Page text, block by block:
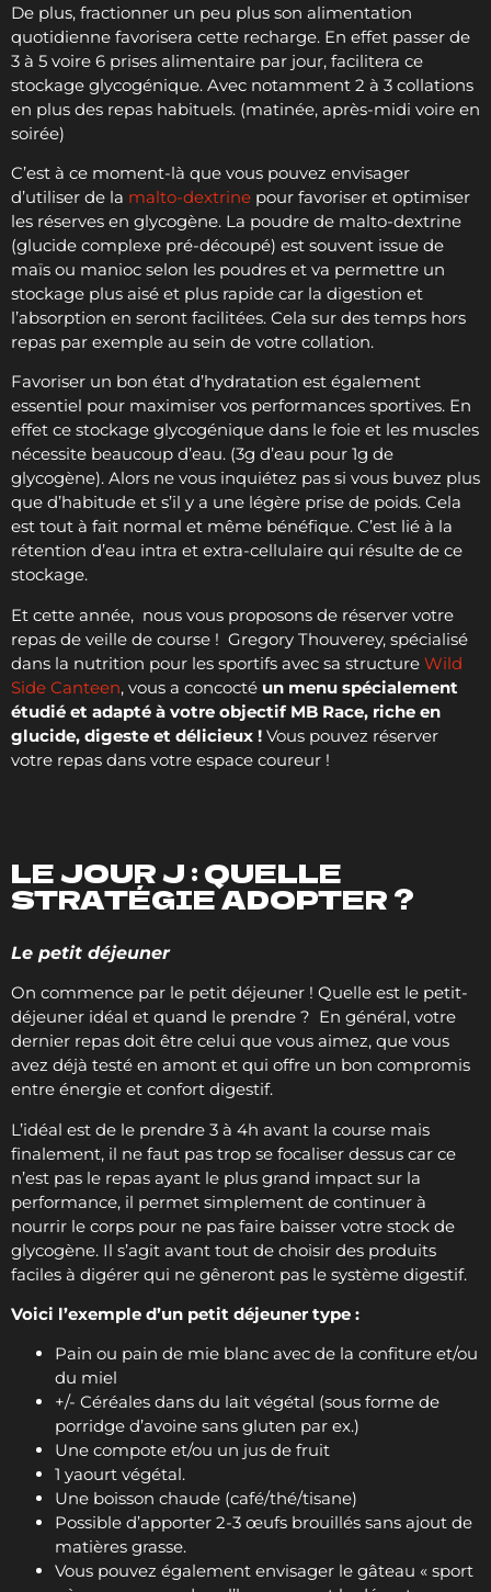
De plus, fractionner un peu plus son alimentation
quotidienne favorisera cette recharge. En effet passer de
3 à 5 voire 6 prises alimentaire par jour, facilitera ce
stockage glycogénique. Avec notamment 2 à 3 collations
en plus des repas habituels. (matinée, après-midi voire en
soirée)
C’est à ce moment-là que vous pouvez envisager
d’utiliser de la malto-dextrine pour favoriser et optimiser
les réserves en glycogène. La poudre de malto-dextrine
(glucide complexe pré-découpé) est souvent issue de
maïs ou manioc selon les poudres et va permettre un
stockage plus aisé et plus rapide car la digestion et
l’absorption en seront facilitées. Cela sur des temps hors
repas par exemple au sein de votre collation.
Favoriser un bon état d’hydratation est également
essentiel pour maximiser vos performances sportives. En
effet ce stockage glycogénique dans le foie et les muscles
nécessite beaucoup d’eau. (3g d’eau pour 1g de
glycogène). Alors ne vous inquiétez pas si vous buvez plus
que d’habitude et s’il y a une légère prise de poids. Cela
est tout à fait normal et même bénéfique. C’est lié à la
rétention d’eau intra et extra-cellulaire qui résulte de ce
stockage.
Et cette année, nous vous proposons de réserver votre
repas de veille de course ! Gregory Thouverey, spécialisé
dans la nutrition pour les sportifs avec sa structure Wild
Side Canteen, vous a concocté un menu spécialement
étudié et adapté à votre objectif MB Race, riche en
glucide, digeste et délicieux ! Vous pouvez réserver
votre repas dans votre espace coureur !
LE JOUR J : QUELLE
STRATÉGIE ADOPTER ?
Le petit déjeuner
On commence par le petit déjeuner ! Quelle est le petit-
déjeuner idéal et quand le prendre ? En général, votre
dernier repas doit être celui que vous aimez, que vous
avez déjà testé en amont et qui offre un bon compromis
entre énergie et confort digestif.
L’idéal est de le prendre 3 à 4h avant la course mais
finalement, il ne faut pas trop se focaliser dessus car ce
n’est pas le repas ayant le plus grand impact sur la
performance, il permet simplement de continuer à
nourrir le corps pour ne pas faire baisser votre stock de
glycogène. Il s’agit avant tout de choisir des produits
faciles à digérer qui ne gêneront pas le système digestif.
Voici l’exemple d’un petit déjeuner type :
Pain ou pain de mie blanc avec de la confiture et/ou
du miel
+/- Céréales dans du lait végétal (sous forme de
porridge d’avoine sans gluten par ex.)
Une compote et/ou un jus de fruit
1 yaourt végétal.
Une boisson chaude (café/thé/tisane)
Possible d’apporter 2-3 œufs brouillés sans ajout de
matières grasse.
Vous pouvez également envisager le gâteau « sport